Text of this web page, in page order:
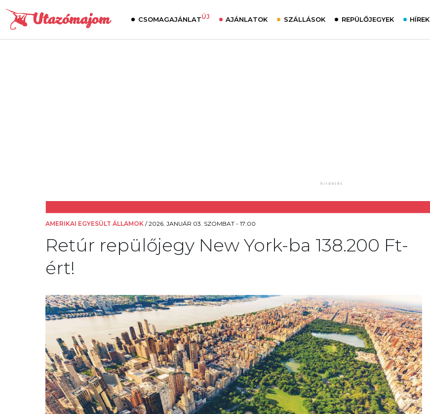
CSOMAGAJÁNLATÚJ AJÁNLATOK SZÁLLÁSOK REPÜLŐJEGYEK HÍREK
AMERIKAI EGYESÜLT ÁLLAMOK /2026. JANUÁR 03. SZOMBAT - 17:00
Retúr repülőjegy New York-ba 138.200 Ft-
ért!